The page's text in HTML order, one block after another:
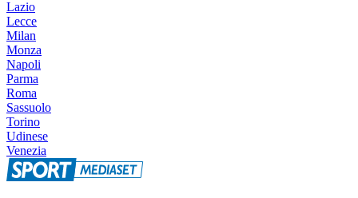
Lazio
Lecce
Milan
Monza
Napoli
Parma
Roma
Sassuolo
Torino
Udinese
Venezia